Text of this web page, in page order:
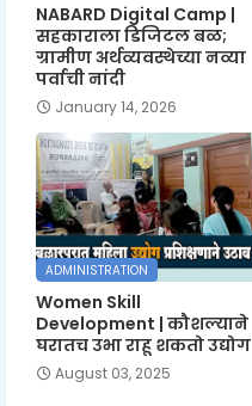
NABARD Digital Camp |
सहकाराला डिजिटल बळ;
ग्रामीण अर्थव्यवस्थेच्या नव्या
पर्वाची नांदी
January 14, 2026
ADMINISTRATION
Women Skill
Development | कौशल्याने
घरातच उभा राहू शकतो उद्योग
August 03, 2025